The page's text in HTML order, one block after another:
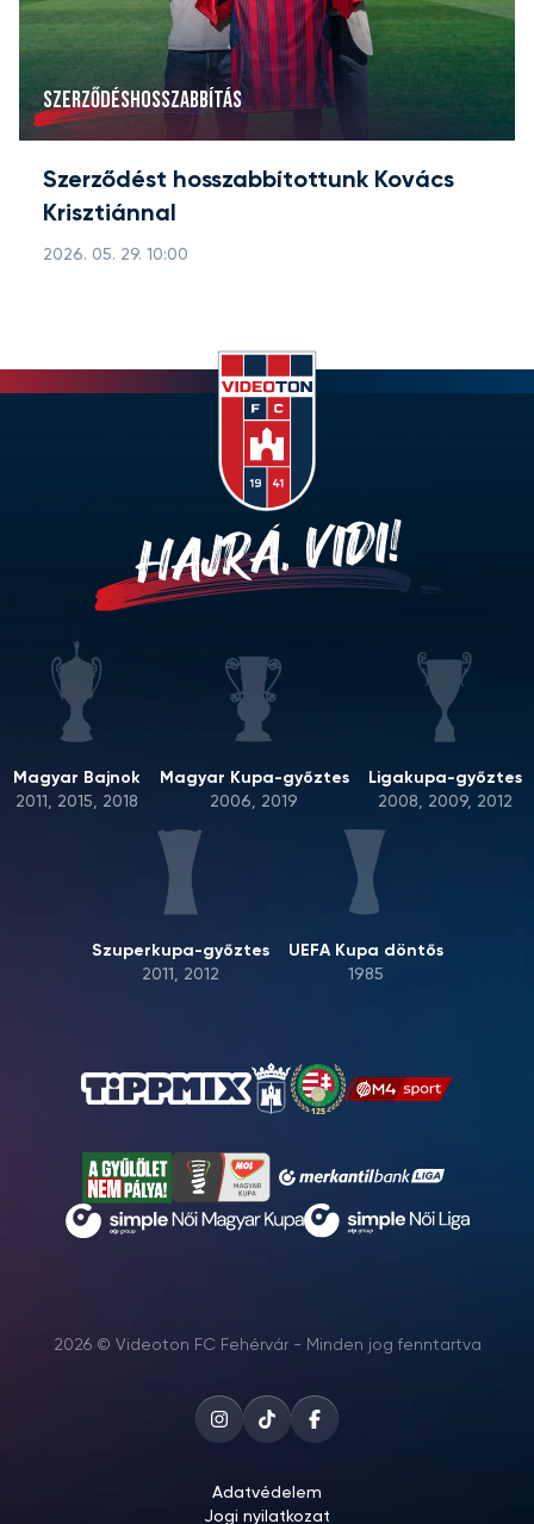
SZERZŐDÉSHOSSZABBÍTÁS
Szerződést hosszabbítottunk Kovács
Krisztiánnal
2026. 05. 29. 10:00
HAJRÁ, VIDI!
Magyar Bajnok
2011, 2015, 2018
Magyar Kupa-győztes
2006, 2019
Ligakupa-győztes
2008, 2009, 2012
Szuperkupa-győztes
2011, 2012
UEFA Kupa döntős
1985
2026 © Videoton FC Fehérvár - Minden jog fenntartva
Adatvédelem
Jogi nyilatkozat